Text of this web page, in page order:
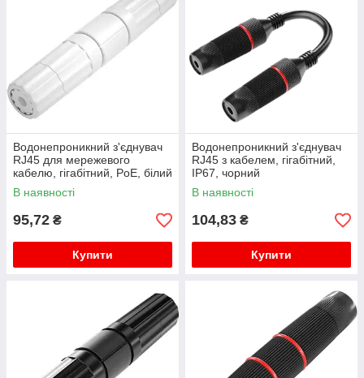
Водонепроникний з'єднувач
RJ45 для мережевого
кабелю, гігабітний, PoE, білий
В наявності
95,72 ₴
Купити
Водонепроникний з'єднувач
RJ45 з кабелем, гігабітний,
IP67, чорний
В наявності
104,83 ₴
Купити